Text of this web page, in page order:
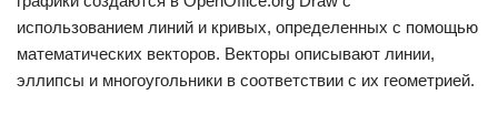
использованием линий и кривых, определенных с помощью
математических векторов. Векторы описывают линии,
эллипсы и многоугольники в соответствии с их геометрией.